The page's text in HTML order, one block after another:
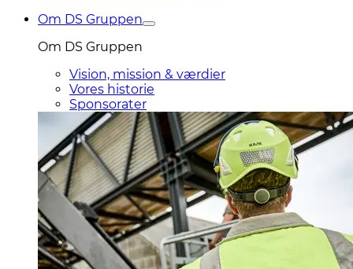
Om DS Gruppen
Om DS Gruppen
Vision, mission & værdier
Vores historie
Sponsorater